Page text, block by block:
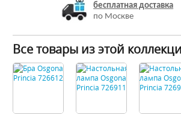
бесплатная доставка
по Москве
Все товары из этой